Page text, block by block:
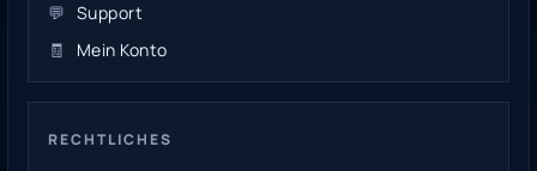
💬 Support
🧾
Mein Konto
RECHTLICHES